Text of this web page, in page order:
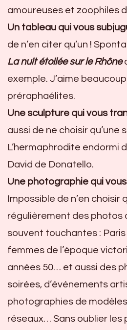
amoureuses et zoophiles
Un tableau qui vous
de n’en citer qu’un !
La nuit étoilée sur le Rhône
exemple. J’aime
préraphaélites.
Une sculpture qui vous
aussi de ne choisir
L’hermaphrodite endormi
David de Donatello.
Une photographie qui
Impossible de n’en choisir
régulièrement des photos
souvent touchantes :
femmes de l’époque
années 50… et aussi des
soirées, d’événements
photographies de
réseaux… Sans oublier les